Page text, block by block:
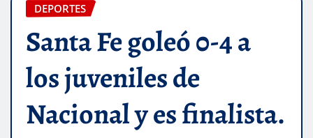
DEPORTES
Santa Fe goleó 0-4 a
los juveniles de
Nacional y es finalista.